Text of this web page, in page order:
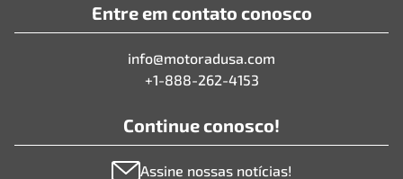
Entre em contato conosco
info@motoradusa.com
+1-888-262-4153
Continue conosco!
Assine nossas notícias!